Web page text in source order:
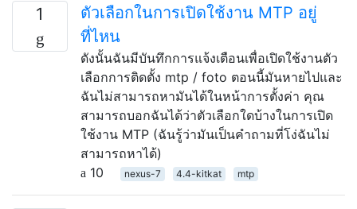
1
ตัวเลือกในการเปิดใช้งาน MTP อยู่
ที่ไหน
ดังนั้นฉันมีบันทึกการแจ้งเตือนเพื่อเปิดใช้งานตัว
เลือกการติดตั้ง mtp / foto ตอนนี้มันหายไปและ
ฉันไม่สามารถหามันได้ในหน้าการตั้งค่า คุณ
สามารถบอกฉันได้ว่าตัวเลือกใดบ้างในการเปิด
ใช้งาน MTP (ฉันรู้ว่ามันเป็นคำถามที่โง่ฉันไม่
สามารถหาได้)
10
nexus-7 4.4-kitkat mtp